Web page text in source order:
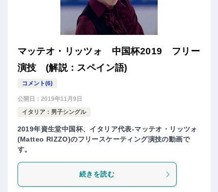
マッテオ・リッツォ 中国杯2019 フリー
演技 (解説：スペイン語)
コメント(6)
公開日： 2019年11月9日
イタリア：男子シングル
2019年資生堂中国杯、イタリア代表-マッテオ・リッツォ
(Matteo RIZZO)のフリースケーティング演技の動画で
す。
続きを読む